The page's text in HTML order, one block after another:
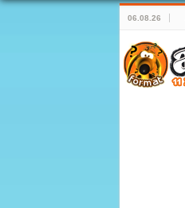
06.08.26